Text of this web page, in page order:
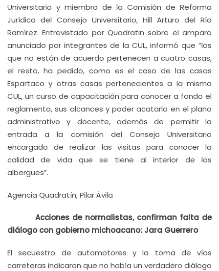
Universitario y miembro de la Comisión de Reforma
Jurídica del Consejo Universitario, Hill Arturo del Río
Ramírez. Entrevistado por Quadratin sobre el amparo
anunciado por integrantes de la CUL, informó que “los
que no están de acuerdo pertenecen a cuatro casas,
el resto, ha pedido, como es el caso de las casas
Espartaco y otras casas pertenecientes a la misma
CUL, un curso de capacitación para conocer a fondo el
reglamento, sus alcances y poder acatarlo en el plano
administrativo y docente, además de permitir la
entrada a la comisión del Consejo Universitario
encargado de realizar las visitas para conocer la
calidad de vida que se tiene al interior de los
albergues”.
Agencia Quadratín, Pilar Ávila
· Acciones de normalistas, confirman falta de
diálogo con gobierno michoacano: Jara Guerrero
El secuestro de automotores y la toma de vías
carreteras indicaron que no había un verdadero diálogo